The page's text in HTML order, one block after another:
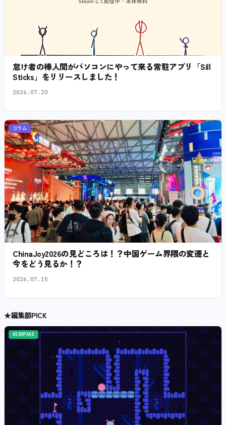
怠け者の棒人間がパソコンにやって来る常駐アプリ「Sill
Sticks」をリリースしました！
2026.07.20
コラム
ChinaJoy2026の見どころは！？中国ゲーム界隈の変遷と
今をどう見るか！？
2026.07.15
★編集部PICK
HIGOPAGE